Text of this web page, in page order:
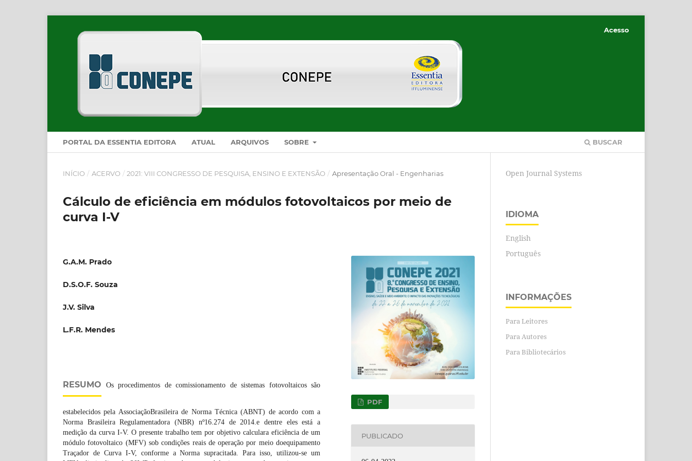
PORTAL DA ESSENTIA EDITORA ATUAL ARQUIVOS SOBRE BUSCAR
Acesso
INÍCIO / ACERVO / 2021: VIII CONGRESSO DE PESQUISA, ENSINO E EXTENSÃO / Apresentação Oral - Engenharias
Cálculo de eficiência em módulos fotovoltaicos por meio de
curva I-V
G.A.M. Prado
D.S.O.F. Souza
J.V. Silva
L.F.R. Mendes
RESUMO Os procedimentos de comissionamento de sistemas fotovoltaicos são
estabelecidos pela AssociaçãoBrasileira de Norma Técnica (ABNT) de acordo com a
Norma Brasileira Regulamentadora (NBR) nº16.274 de 2014.e dentre eles está a
medição da curva I-V. O presente trabalho tem por objetivo calculara eficiência de um
módulo fotovoltaico (MFV) sob condições reais de operação por meio doequipamento
Traçador de Curva I-V, conforme a Norma supracitada. Para isso, utilizou-se um
PDF
PUBLICADO
Open Journal Systems
IDIOMA
English
Português
INFORMAÇÕES
Para Leitores
Para Autores
Para Bibliotecários